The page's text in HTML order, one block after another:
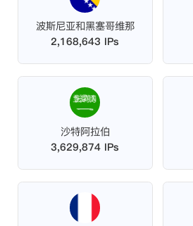
波斯尼亚和黑塞哥维那
2,168,643 IPs
沙特阿拉伯
3,629,874 IPs